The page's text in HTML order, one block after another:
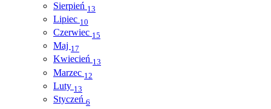
Sierpień 13
Lipiec 10
Czerwiec 15
Maj 17
Kwiecień 13
Marzec 12
Luty 13
Styczeń 6